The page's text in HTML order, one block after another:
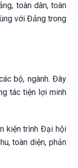
toàn dân, toàn
với Đảng trong
bộ, ngành. Đây
tác tiện lợi minh
kiện trình Đại hội
toàn diện, phản